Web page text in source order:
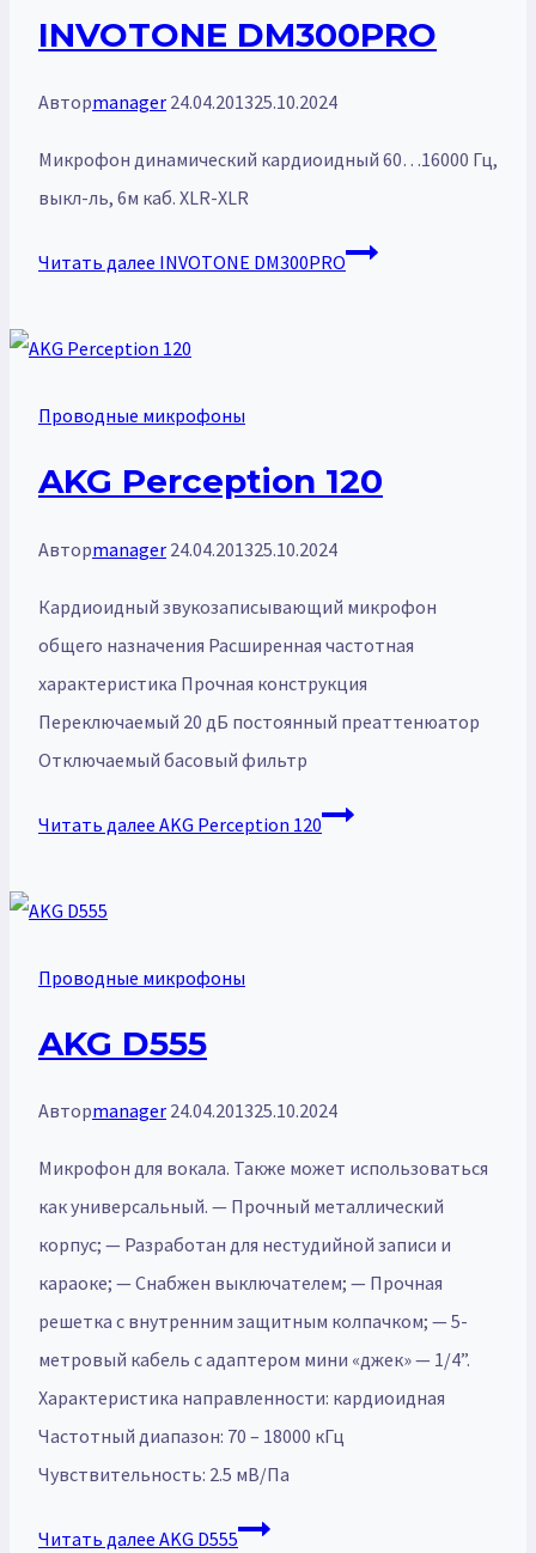
INVOTONE DM300PRO
Авторmanager 24.04.201325.10.2024
Микрофон динамический кардиоидный 60…16000 Гц,
выкл-ль, 6м каб. XLR-XLR
Читать далее INVOTONE DM300PRO
Проводные микрофоны
AKG Perception 120
Авторmanager 24.04.201325.10.2024
Кардиоидный звукозаписывающий микрофон
общего назначения Расширенная частотная
характеристика Прочная конструкция
Переключаемый 20 дБ постоянный преаттенюатор
Отключаемый басовый фильтр
Читать далее AKG Perception 120
Проводные микрофоны
AKG D555
Авторmanager 24.04.201325.10.2024
Микрофон для вокала. Также может использоваться
как универсальный. — Прочный металлический
корпус; — Разработан для нестудийной записи и
караоке; — Снабжен выключателем; — Прочная
решетка с внутренним защитным колпачком; — 5-
метровый кабель с адаптером мини «джек» — 1/4”.
Характеристика направленности: кардиоидная
Частотный диапазон: 70 – 18000 кГц
Чувствительность: 2.5 мВ/Па
Читать далее AKG D555